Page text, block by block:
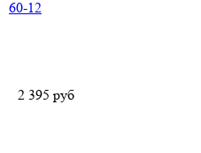
2 395 руб